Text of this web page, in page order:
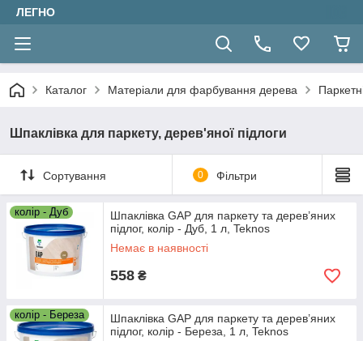
ЛЕГНО
Каталог Матеріали для фарбування дерева
Шпаклівка для паркету, дерев'яної підлоги
Сортування 0 Фільтри
колір - Дуб
Шпаклівка GAP для паркету та дерев’яних
підлог, колір - Дуб, 1 л, Teknos
Немає в наявності
558 ₴
колір - Береза
Шпаклівка GAP для паркету та дерев’яних
підлог, колір - Береза, 1 л, Teknos